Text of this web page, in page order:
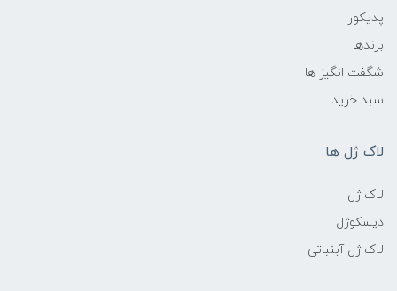
پدیکور
برندها
شگفت انگیز ها
سبد خرید
لاک ژل ها
لاک ژل
دیسکوژل
لاک ژل آبنباتی